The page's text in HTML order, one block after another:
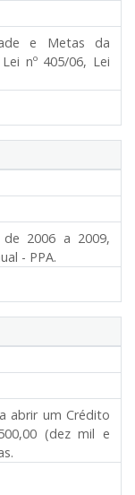
e Metas da
nº 405/06, Lei
2006 a 2009,
- PPA.
abrir um Crédito
(dez mil e